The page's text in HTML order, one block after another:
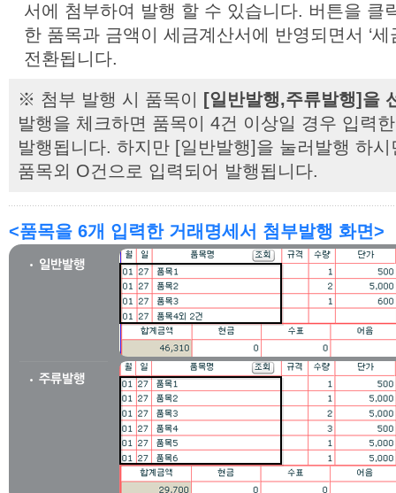
서에 첨부하여 발행 할 수 있습니다. 버튼을 클
한 품목과 금액이 세금계산서에 반영되면서 ‘세
전환됩니다.
※ 첨부 발행 시 품목이
[일반발행,주류발행]을
발행을 체크하면 품목이 4건 이상일 경우 입력
발행됩니다. 하지만 [일반발행]을 눌러발행 하
품목외 O건으로 입력되어 발행됩니다.
<품목을 6개 입력한 거래명세서 첨부발행 화면>